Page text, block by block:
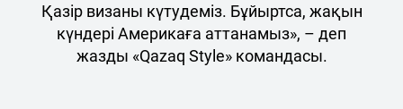
Қазір визаны күтудеміз. Бұйыртса, жақын
күндері Америкаға аттанамыз», – деп
жазды «Qazaq Style» командасы.